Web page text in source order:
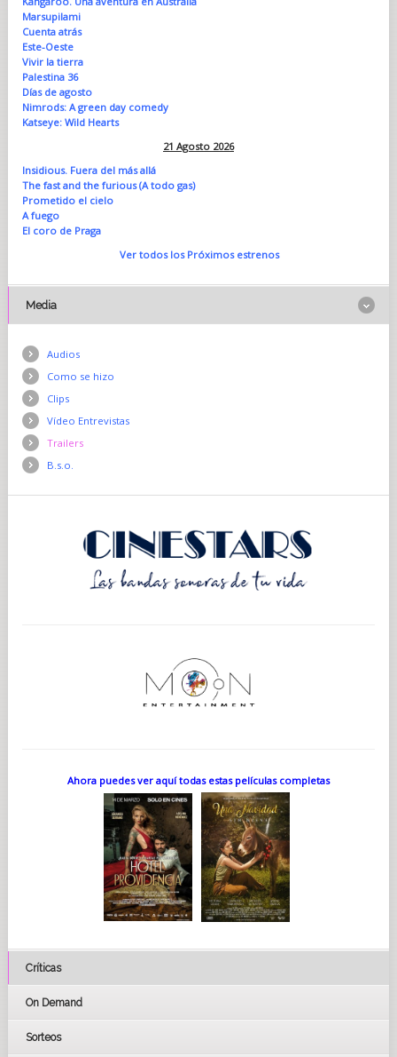
Marsupilami
Cuenta atrás
Este-Oeste
Vivir la tierra
Palestina 36
Días de agosto
Nimrods: A green day comedy
Katseye: Wild Hearts
21 Agosto 2026
Insidious. Fuera del más allá
The fast and the furious (A todo gas)
Prometido el cielo
A fuego
El coro de Praga
Ver todos los Próximos estrenos
Media
Audios
Como se hizo
Clips
Vídeo Entrevistas
Trailers
B.s.o.
Ahora puedes ver aquí todas estas películas completas
Críticas
On Demand
Sorteos